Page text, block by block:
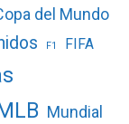
del Mundo
F1 FIFA
Mundial